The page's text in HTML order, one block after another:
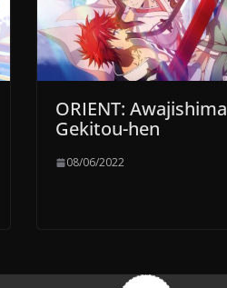
ORIENT: Awajishima
Gekitou-hen
08/06/2022